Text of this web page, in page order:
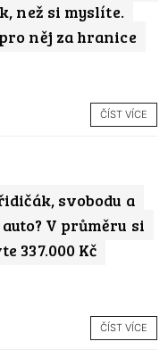
než si myslíte.
něj za hranice
ČÍST VÍCE
svobodu a
V průměru si
337.000 Kč
ČÍST VÍCE